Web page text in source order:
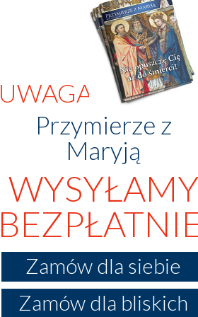
UWAGA!
Przymierze z
Maryją
WYSYŁAMY
Zamów dla siebie
Zamów dla bliskich